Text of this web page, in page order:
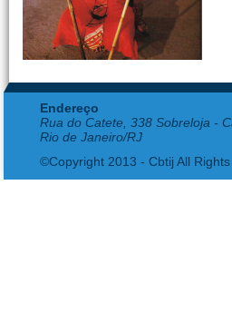
Endereço
Rua do Catete, 338 Sobreloja -
Rio de Janeiro/RJ
©Copyright 2013 - Cbtij All